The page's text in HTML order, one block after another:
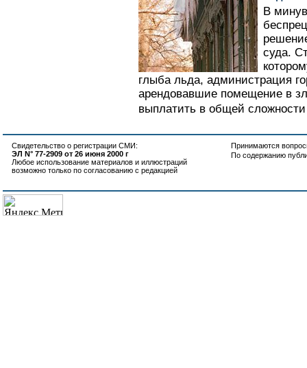
В
суда.
глыба льда, администрация
арендовавшие помещение в
выплатить в общей
Свидетельство о регистрации СМИ:
ЭЛ N° 77-2909 от 26 июня 2000 г
Любое использование материалов и иллюстраций
возможно только по согласованию с редакцией
Принимаются
По содержанию